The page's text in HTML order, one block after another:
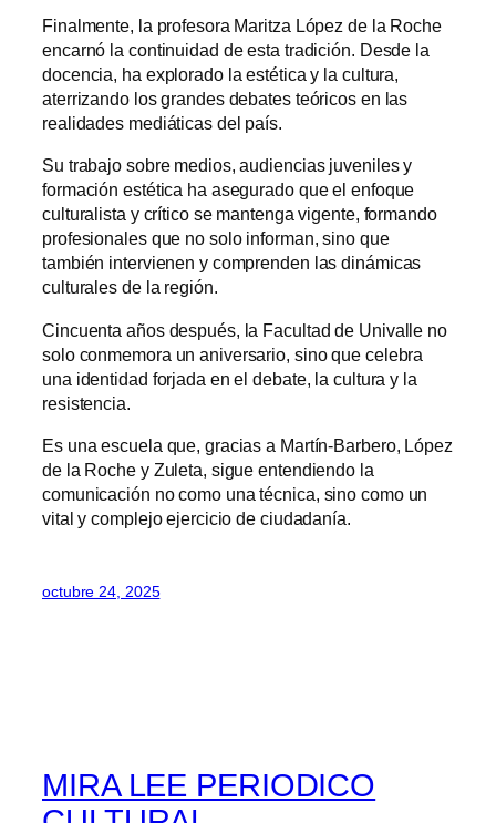
Finalmente, la profesora Maritza López de la Roche
encarnó la continuidad de esta tradición. Desde la
docencia, ha explorado la estética y la cultura,
aterrizando los grandes debates teóricos en las
realidades mediáticas del país.
Su trabajo sobre medios, audiencias juveniles y
formación estética ha asegurado que el enfoque
culturalista y crítico se mantenga vigente, formando
profesionales que no solo informan, sino que
también intervienen y comprenden las dinámicas
culturales de la región.
Cincuenta años después, la Facultad de Univalle no
solo conmemora un aniversario, sino que celebra
una identidad forjada en el debate, la cultura y la
resistencia.
Es una escuela que, gracias a Martín-Barbero, López
de la Roche y Zuleta, sigue entendiendo la
comunicación no como una técnica, sino como un
vital y complejo ejercicio de ciudadanía.
octubre 24, 2025
MIRA LEE PERIODICO